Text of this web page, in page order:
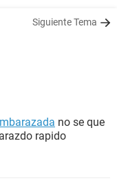
Siguiente Tema
no se que
rapido